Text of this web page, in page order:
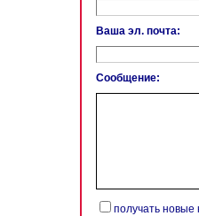
Ваша эл. почта:
Сообщение:
получать